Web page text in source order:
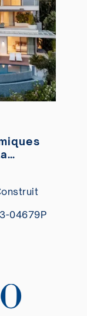
04679P